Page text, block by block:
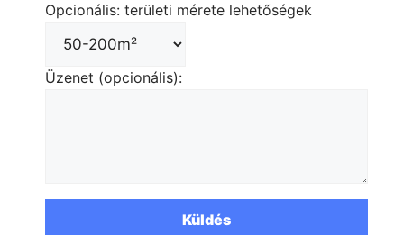
Opcionális: területi mérete lehetőségek
Üzenet (opcionális):